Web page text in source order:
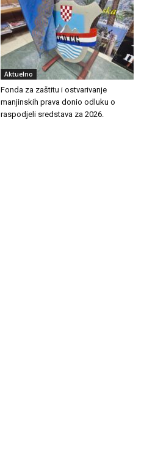
Aktuelno
Fonda za zaštitu i ostvarivanje
manjinskih prava donio odluku o
raspodjeli sredstava za 2026.